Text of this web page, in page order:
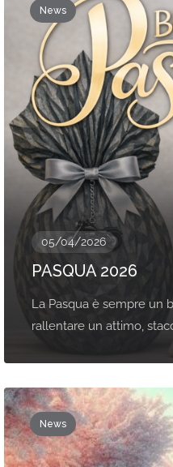
News
05/04/2026
PASQUA 2026
La Pasqua è sempre un
rallentare un attimo,
News